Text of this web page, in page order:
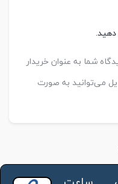
دهید.
شما به عنوان خریدار
می‌توانید به صورت